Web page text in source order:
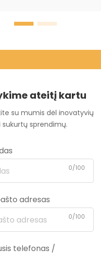
ateitį kartu
su mumis dėl inovatyvių
sukurtų sprendimų.
0/100
adresas
0/100
telefonas /